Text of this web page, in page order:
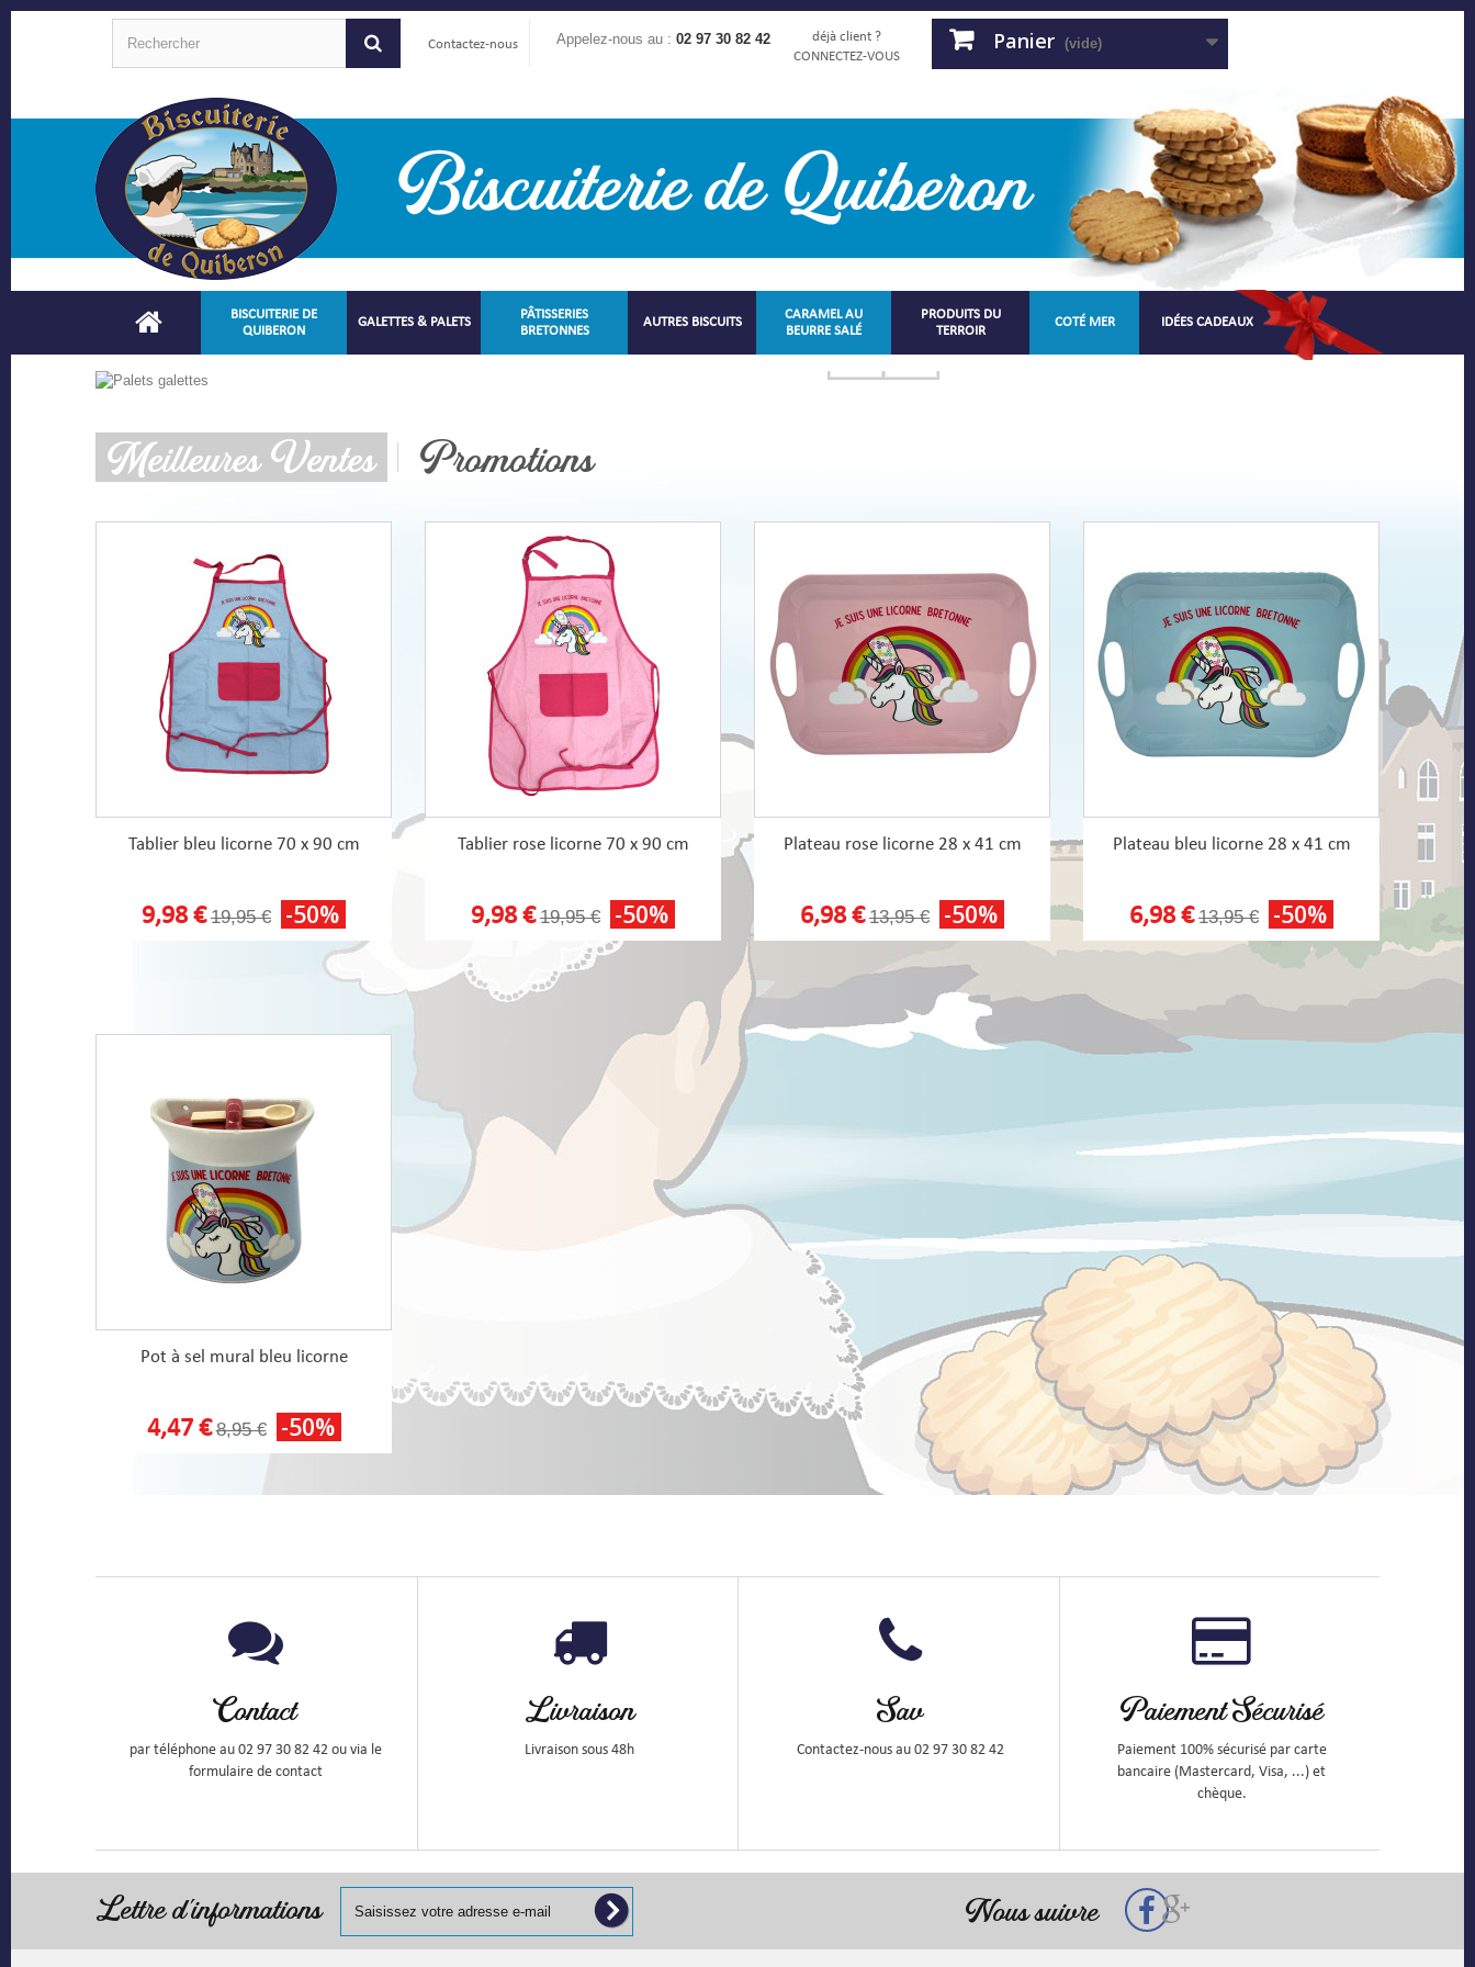
Contactez-nous Appelez-nous au : 02 97 30 82 42
déjà client ?
CONNECTEZ-VOUS
Panier (vide)
BISCUITERIE DE
QUIBERON
GALETTES & PALETS
PÂTISSERIES
BRETONNES
AUTRES BISCUITS
CARAMEL AU
BEURRE SALÉ
PRODUITS DU
TERROIR
COTÉ MER IDÉES CADEAUX
Meilleures Ventes Promotions
Tablier bleu licorne 70 x 90 cm
9,98 € 19,95 € -50%
Tablier rose licorne 70 x 90 cm
9,98 € 19,95 € -50%
Plateau rose licorne 28 x 41 cm
6,98 € 13,95 € -50%
Plateau bleu licorne 28 x 41 cm
6,98 € 13,95 € -50%
Pot à sel mural bleu licorne
4,47 € 8,95 € -50%
Contact
par téléphone au 02 97 30 82 42 ou via le
formulaire de contact
Livraison
Livraison sous 48h
Sav
Contactez-nous au 02 97 30 82 42
Paiement Sécurisé
Paiement 100% sécurisé par carte
bancaire (Mastercard, Visa, ...) et
chèque.
Lettre d'informations Nous suivre